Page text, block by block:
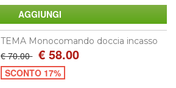
TEMA Monocomando doccia incasso
€ 70.00 € 58.00
SCONTO 17%